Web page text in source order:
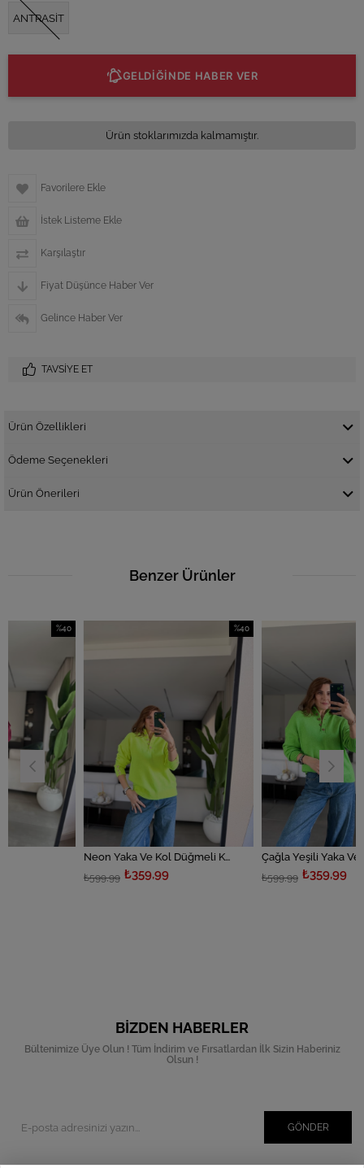
ANTRASİT
GELDİĞİNDE HABER VER
Ürün stoklarımızda kalmamıştır.
Favorilere Ekle
İstek Listeme Ekle
Karşılaştır
Fiyat Düşünce Haber Ver
Gelince Haber Ver
TAVSIYE ET
Ürün Özellikleri
Ödeme Seçenekleri
Ürün Önerileri
Benzer Ürünler
Neon Yaka Ve Kol Düğmeli Kazak
₺359,99 ₺359,99
BIZDEN HABERLER
Bültenimize Üye Olun ! Tüm İndirim ve Fırsatlardan İlk Sizin Haberiniz
Olsun !
GÖNDER